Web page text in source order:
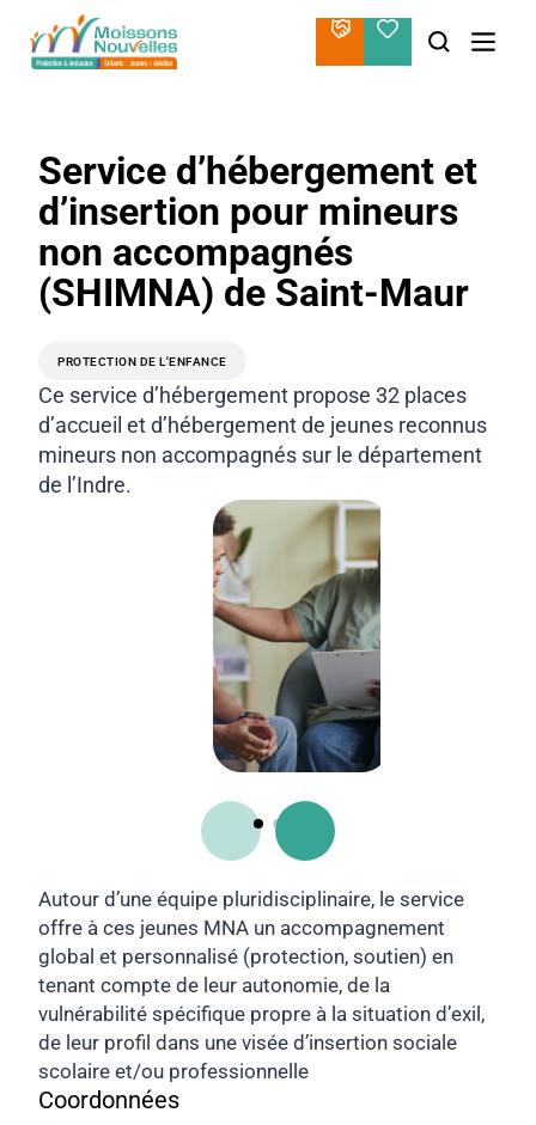
contenu
Service d’hébergement et
d’insertion pour mineurs
non accompagnés
(SHIMNA) de Saint-Maur
PROTECTION DE L'ENFANCE
Ce service d’hébergement propose 32 places
d’accueil et d’hébergement de jeunes reconnus
mineurs non accompagnés sur le département
de l’Indre.
Autour d’une équipe pluridisciplinaire, le service
offre à ces jeunes MNA un accompagnement
global et personnalisé (protection, soutien) en
tenant compte de leur autonomie, de la
vulnérabilité spécifique propre à la situation d’exil,
de leur profil dans une visée d’insertion sociale
scolaire et/ou professionnelle
Coordonnées